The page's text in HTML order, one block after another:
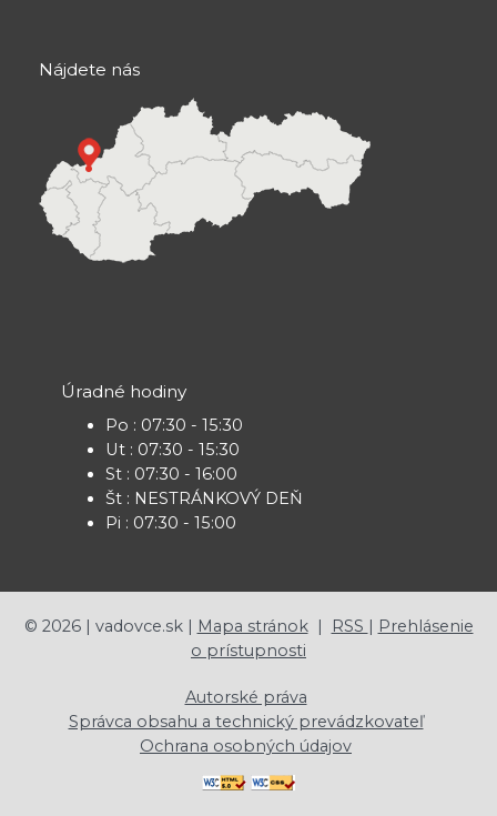
Nájdete nás
Úradné hodiny
Po : 07:30 - 15:30
Ut : 07:30 - 15:30
St : 07:30 - 16:00
Št : NESTRÁNKOVÝ DEŇ
Pi : 07:30 - 15:00
© 2026| vadovce.sk | Mapa stránok| RSS | Prehlásenie
o prístupnosti
Autorské práva
Správca obsahu a technický prevádzkovateľ
Ochrana osobných údajov